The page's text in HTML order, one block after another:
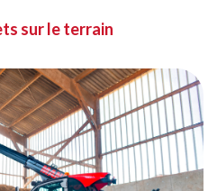
sur le terrain